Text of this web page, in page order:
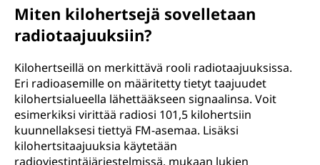
Miten kilohertsejä sovelletaan
radiotaajuuksiin?
Kilohertseillä on merkittävä rooli radiotaajuuksissa.
Eri radioasemille on määritetty tietyt taajuudet
kilohertsialueella lähettääkseen signaalinsa. Voit
esimerkiksi virittää radiosi 101,5 kilohertsiin
kuunnellaksesi tiettyä FM-asemaa. Lisäksi
kilohertsitaajuuksia käytetään
radioviestintäjärjestelmissä, mukaan lukien